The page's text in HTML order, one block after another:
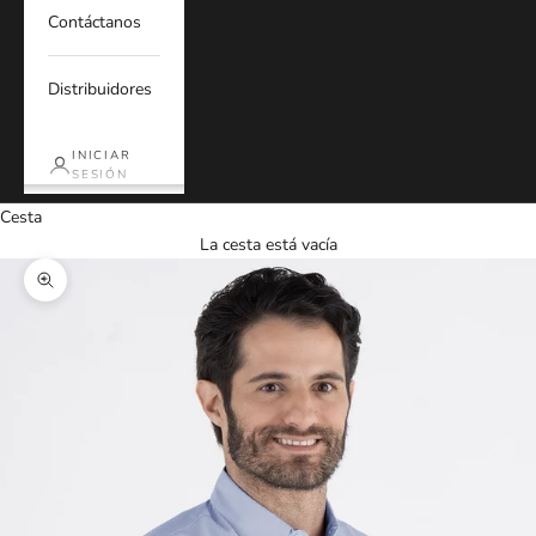
Contáctanos
Distribuidores
INICIAR
SESIÓN
Cesta
La cesta está vacía
Zoom